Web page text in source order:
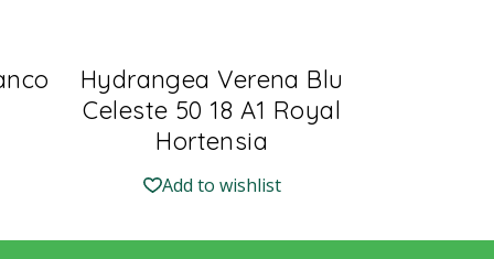
Hydrangea Verena Blu
Celeste 50 18 A1 Royal
Hortensia
Add to wishlist